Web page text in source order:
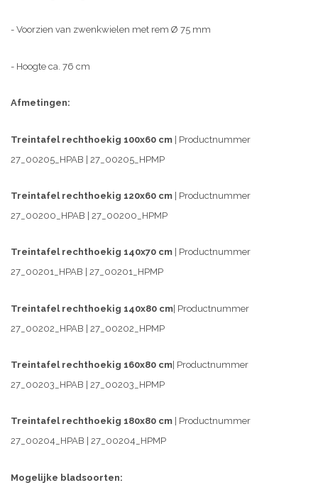
- Voorzien van zwenkwielen met rem Ø 75 mm
- Hoogte ca. 76 cm
Afmetingen:
Treintafel rechthoekig 100x60 cm | Productnummer
27_00205_HPAB | 27_00205_HPMP
Treintafel rechthoekig 120x60 cm | Productnummer
27_00200_HPAB | 27_00200_HPMP
Treintafel rechthoekig 140x70 cm | Productnummer
27_00201_HPAB | 27_00201_HPMP
Treintafel rechthoekig 140x80 cm| Productnummer
27_00202_HPAB | 27_00202_HPMP
Treintafel rechthoekig 160x80 cm | Productnummer
27_00203_HPAB | 27_00203_HPMP
Treintafel rechthoekig 180x80 cm | Productnummer
27_00204_HPAB | 27_00204_HPMP
Mogelijke bladsoorten: